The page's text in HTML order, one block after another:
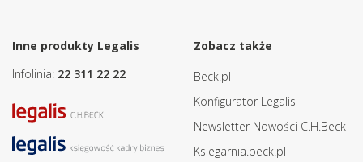
Inne produkty Legalis
Infolinia: 22 311 22 22
Zobacz także
Beck.pl
Konfigurator Legalis
Newsletter Nowości C.H.Beck
Ksiegarnia.beck.pl